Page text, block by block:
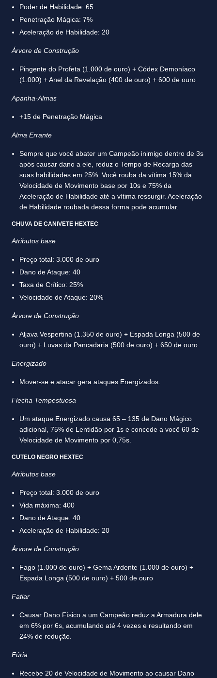
Poder de Habilidade: 65
Penetração Mágica: 7%
Aceleração de Habilidade: 20
Árvore de Construção
Pingente do Profeta (1.000 de ouro) + Códex Demoníaco
(1.000) + Anel da Revelação (400 de ouro) + 600 de ouro
Apanha-Almas
+15 de Penetração Mágica
Alma Errante
Sempre que você abater um Campeão inimigo dentro de 3s
após causar dano a ele, reduz o Tempo de Recarga das
suas habilidades em 25%. Você rouba da vítima 15% da
Velocidade de Movimento base por 10s e 75% da
Aceleração de Habilidade até a vítima ressurgir. Aceleração
de Habilidade roubada dessa forma pode acumular.
CHUVA DE CANIVETE HEXTEC
Atributos base
Preço total: 3.000 de ouro
Dano de Ataque: 40
Taxa de Crítico: 25%
Velocidade de Ataque: 20%
Árvore de Construção
Aljava Vespertina (1.350 de ouro) + Espada Longa (500 de
ouro) + Luvas da Pancadaria (500 de ouro) + 650 de ouro
Energizado
Mover-se e atacar gera ataques Energizados.
Flecha Tempestuosa
Um ataque Energizado causa 65 – 135 de Dano Mágico
adicional, 75% de Lentidão por 1s e concede a você 60 de
Velocidade de Movimento por 0,75s.
CUTELO NEGRO HEXTEC
Atributos base
Preço total: 3.000 de ouro
Vida máxima: 400
Dano de Ataque: 40
Aceleração de Habilidade: 20
Árvore de Construção
Fago (1.000 de ouro) + Gema Ardente (1.000 de ouro) +
Espada Longa (500 de ouro) + 500 de ouro
Fatiar
Causar Dano Físico a um Campeão reduz a Armadura dele
em 6% por 6s, acumulando até 4 vezes e resultando em
24% de redução.
Fúria
Recebe 20 de Velocidade de Movimento ao causar Dano